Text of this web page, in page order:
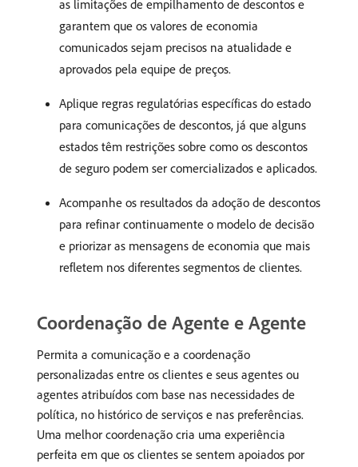
as limitações de empilhamento de descontos e
garantem que os valores de economia
comunicados sejam precisos na atualidade e
aprovados pela equipe de preços.
Aplique regras regulatórias específicas do estado
para comunicações de descontos, já que alguns
estados têm restrições sobre como os descontos
de seguro podem ser comercializados e aplicados.
Acompanhe os resultados da adoção de descontos
para refinar continuamente o modelo de decisão
e priorizar as mensagens de economia que mais
refletem nos diferentes segmentos de clientes.
Coordenação de Agente e Agente
Permita a comunicação e a coordenação
personalizadas entre os clientes e seus agentes ou
agentes atribuídos com base nas necessidades de
política, no histórico de serviços e nas preferências.
Uma melhor coordenação cria uma experiência
perfeita em que os clientes se sentem apoiados por